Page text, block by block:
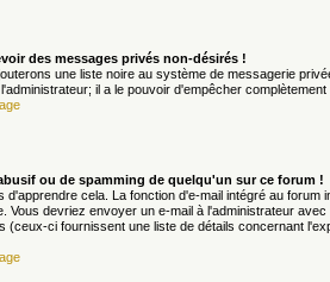
des messages privés non-désirés !
une liste noire au système de messagerie
il a le pouvoir d'empêcher
ou de spamming de quelqu'un sur ce forum !
d'apprendre cela. La fonction d'e-mail intégré au
Vous devriez envoyer un e-mail à l'administrateur
(ceux-ci fournissent une liste de détails concernant